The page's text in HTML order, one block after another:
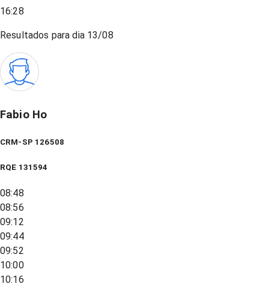
16:28
Resultados para dia 13/08
Fabio Ho
CRM-SP 126508
RQE 131594
08:48
08:56
09:12
09:44
09:52
10:00
10:16